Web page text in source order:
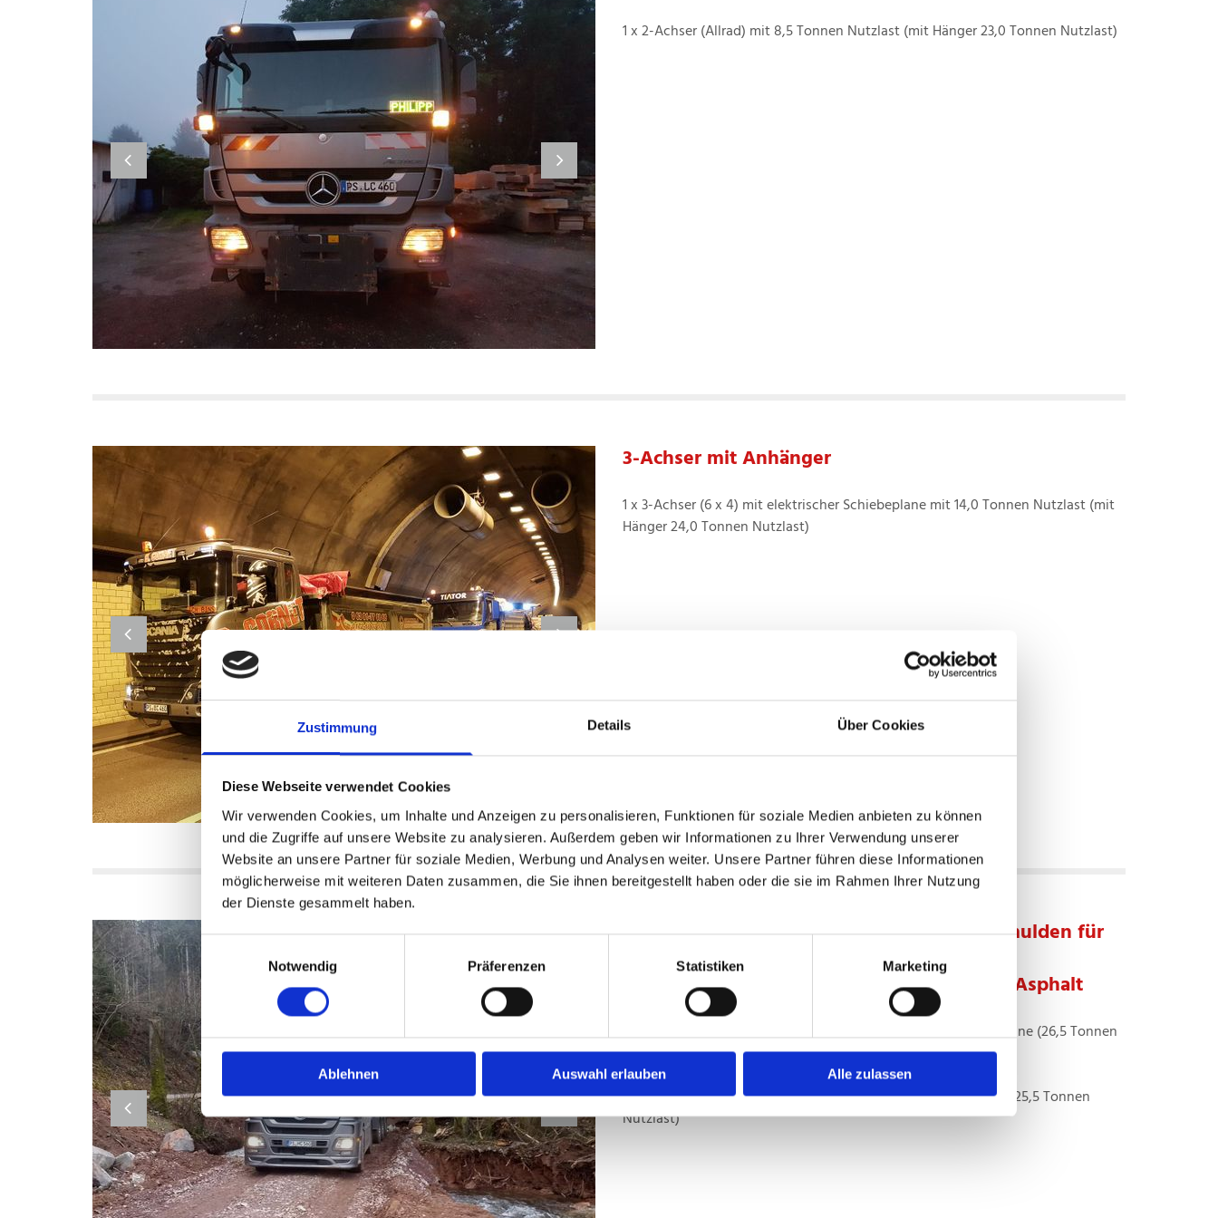
Zustimmung Details Über Cookies
Diese Webseite verwendet Cookies
Wir verwenden Cookies, um Inhalte und Anzeigen zu personalisieren, Funktionen für soziale Medien anbieten zu können
und die Zugriffe auf unsere Website zu analysieren. Außerdem geben wir Informationen zu Ihrer Verwendung unserer
Website an unsere Partner für soziale Medien, Werbung und Analysen weiter. Unsere Partner führen diese Informationen
möglicherweise mit weiteren Daten zusammen, die Sie ihnen bereitgestellt haben oder die sie im Rahmen Ihrer Nutzung
der Dienste gesammelt haben.
Einwilligungsauswahl
Notwendig
Präferenzen Statistiken Marketing
Ablehnen Auswahl erlauben Alle zulassen
1 x 2-Achser (Allrad) mit 8,5 Tonnen Nutzlast (mit Hänger 23,0 Tonnen Nutzlast)
3-Achser mit Anhänger
1 x 3-Achser (6 x 4) mit elektrischer Schiebeplane mit 14,0 Tonnen Nutzlast (mit
Hänger 24,0 Tonnen Nutzlast)
Sattelzüge und Allrad Sattelzüge mit Stahlmulden für
schwerste Einsätze (geländetauglich) oder
Thermomulden zum Transport von heißem Asphalt
1 x Sattelzug (4 x 2) mit Stahlmulde und elektrischer Schiebeplane (26,5 Tonnen
Nutzlast)
2 x Allradsattel mit Stahlmulde und elektrischer Schiebeplane (25,5 Tonnen
Nutzlast)